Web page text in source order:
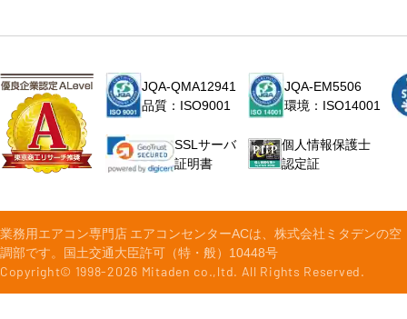
JQA-QMA12941
品質：ISO9001
JQA-EM5506
環境：ISO14001
SSLサーバ
証明書
個人情報保護士
認定証
業務用エアコン専門店 エアコンセンターACは、株式会社ミタデンの空
調部です。国土交通大臣許可（特・般）10448号
Copyright© 1998-2026 Mitaden co.,ltd. All Rights Reserved.